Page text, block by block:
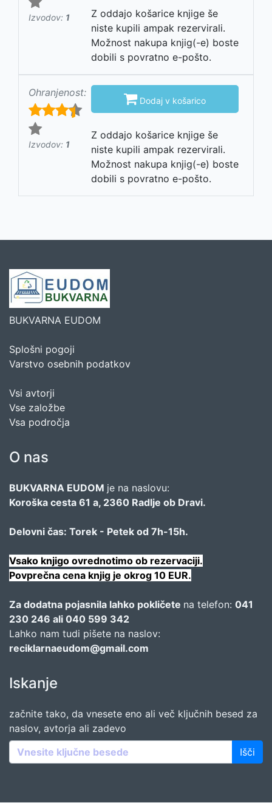
Izvodov: 1
Z oddajo košarice knjige še
niste kupili ampak rezervirali.
Možnost nakupa knjig(-e) boste
dobili s povratno e-pošto.
Ohranjenost:
Izvodov: 1
 Dodaj v košarico
Z oddajo košarice knjige še
niste kupili ampak rezervirali.
Možnost nakupa knjig(-e) boste
dobili s povratno e-pošto.
BUKVARNA EUDOM
Splošni pogoji
Varstvo osebnih podatkov
Vsi avtorji
Vse založbe
Vsa področja
O nas
BUKVARNA EUDOM je na naslovu:
Koroška cesta 61 a, 2360 Radlje ob Dravi.
Delovni čas: Torek - Petek od 7h-15h.
Vsako knjigo ovrednotimo ob rezervaciji.
Povprečna cena knjig je okrog 10 EUR.
Za dodatna pojasnila lahko pokličete na telefon: 041
230 246 ali 040 599 342
Lahko nam tudi pišete na naslov:
reciklarnaeudom@gmail.com
Iskanje
začnite tako, da vnesete eno ali več ključnih besed za
naslov, avtorja ali zadevo
Išči